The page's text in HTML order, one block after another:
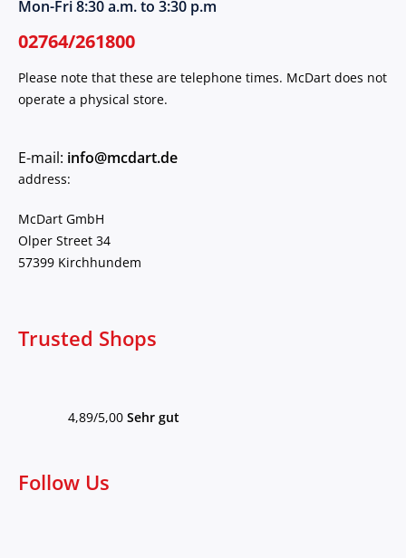
Mon-Fri 8:30 a.m. to 3:30 p.m
02764/261800
Please note that these are telephone times. McDart does not
operate a physical store.
E-mail: info@mcdart.de
address:
McDart GmbH
Olper Street 34
57399 Kirchhundem
Trusted Shops
4,89/5,00 Sehr gut
Follow Us